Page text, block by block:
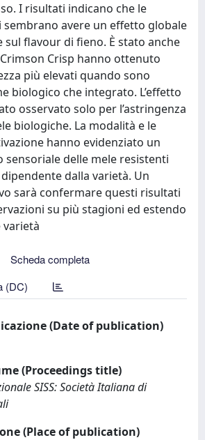
I risultati indicano che le
avere un effetto globale
sul flavour di fieno. È stato anche
Crisp hanno ottenuto
più elevati quando sono
biologico che integrato. L’effetto
osservato solo per l’astringenza
biologiche. La modalità e le
hanno evidenziato un
delle mele resistenti
dalla varietà. Un
sarà confermare questi risultati
su più stagioni ed estendo
Scheda completa
(DC)
(Date of publication)
(Proceedings title)
SISS: Società Italiana di
(Place of publication)